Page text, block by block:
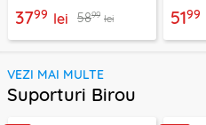
3799 lei 5899 lei 5199
VEZI MAI MULTE
Suporturi Birou